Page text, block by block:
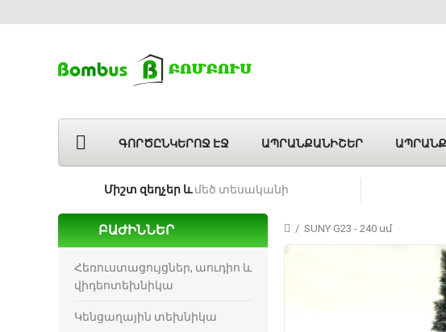
ԳՈՐԾԸՆԿԵՐՈՋ ԷՋ ԱՊՐԱՆՔԱՆԻՇԵՐ
Միշտ զեղչեր ևմեծ տեսականի
ԲԱԺԻՆՆԵՐ
Հեռուստացույցներ, աուդիո և
վիդեոտեխնիկա
Կենցաղային տեխնիկա
SUNY G23 - 240 սմ